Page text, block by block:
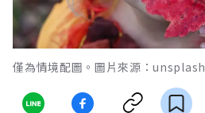
僅為情境配圖。圖片來源：unsplash